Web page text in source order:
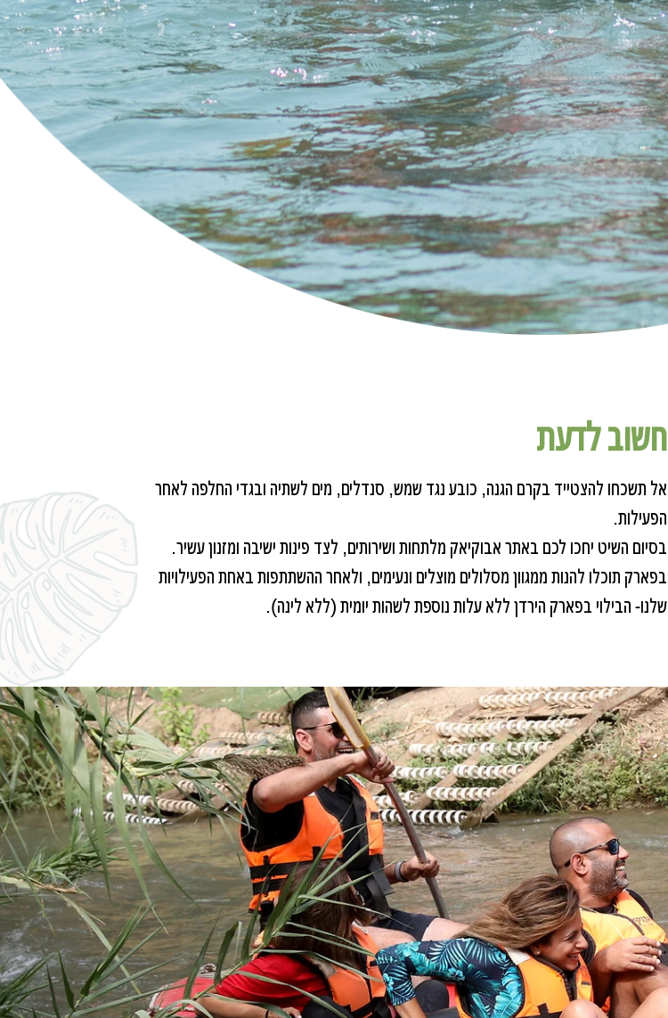
​חשוב לדעת
אל תשכחו להצטייד בקרם הגנה, כובע נגד שמש, סנדלים, מים לשתיה ובגדי החלפה לאחר
הפעילות.
בסיום השיט יחכו לכם באתר אבוקיאק מלתחות ושירותים, לצד פינות ישיבה ומזנון עשיר.
​בפארק תוכלו להנות ממגוון מסלולים מוצלים ונעימים, ולאחר ההשתתפות באחת הפעילויות
שלנו- הבילוי בפארק הירדן ללא עלות נוספת לשהות יומית (ללא לינה).